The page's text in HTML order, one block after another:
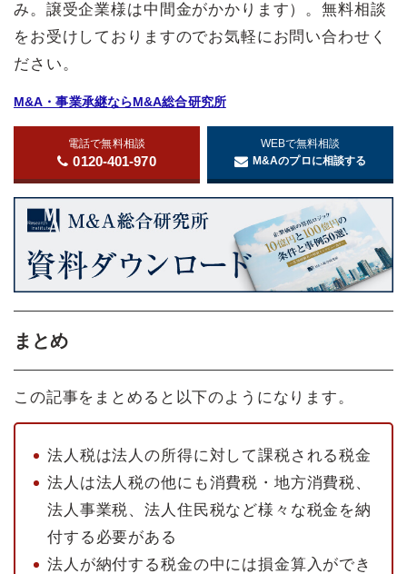
み。譲受企業様は中間金がかかります）。無料相談
をお受けしておりますのでお気軽にお問い合わせく
ださい。
M&A・事業承継ならM&A総合研究所
電話で無料相談
0120-401-970
WEBで無料相談
M&Aのプロに相談する
まとめ
この記事をまとめると以下のようになります。
法人税は法人の所得に対して課税される税金
法人は法人税の他にも消費税・地方消費税、
法人事業税、法人住民税など様々な税金を納
付する必要がある
法人が納付する税金の中には損金算入ができ